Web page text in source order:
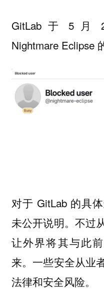
GitLab 于 5 月
Nightmare Eclipse
对于 GitLab 的具
未公开说明。不过
让外界将其与此
来。一些安全从业
法律和安全风险。